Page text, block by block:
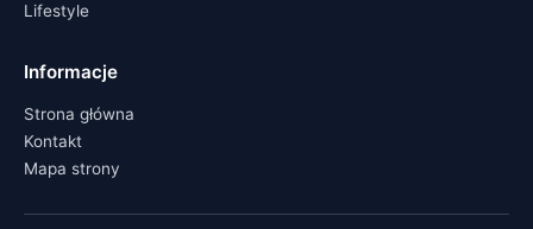
Lifestyle
Informacje
Strona główna
Kontakt
Mapa strony